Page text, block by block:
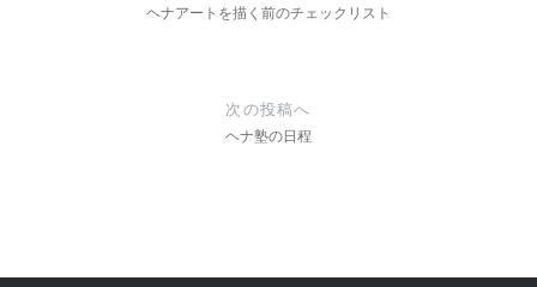
ン
ヘナアートを描く前のチェックリスト
次の投稿へ
ヘナ塾の日程